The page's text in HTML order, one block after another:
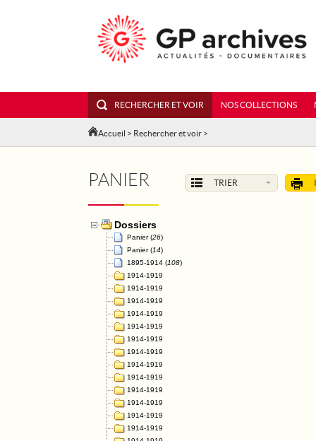
RECHERCHER ET VOIR NOS COLLECTIONS
Accueil > Rechercher et voir >
PANIER TRIER